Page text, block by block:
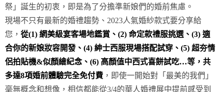
祭」誕生的初衷，即是為了分擔準新娘們的婚前焦慮。
現場不只有最新的婚禮趨勢、2023人氣婚紗款式要分享給
您， 從(1) 網美級宴客場地鑑賞、(2) 命定款禮服挑選、(3) 適
合你的新娘妝容開發、(4) 紳士西服現場搭配試穿、(5) 超夯情
侶拍貼機&似顏繪紀念、(6) 高顏值中西式喜餅試吃…等，共
多達8項婚前體驗完全免付費 ，即使一開始對「最美的我們」
毫無概念和想像，相信都能從3/4的華人婚禮展中提前感受到